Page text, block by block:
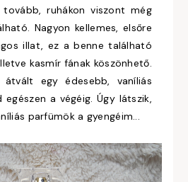
ruhákon viszont még
Nagyon kellemes, elsőre
illat, ez a benne található
kasmír fának köszönhető.
átvált egy édesebb, vaníliás
a végéig. Úgy látszik,
parfümök a gyengéim...